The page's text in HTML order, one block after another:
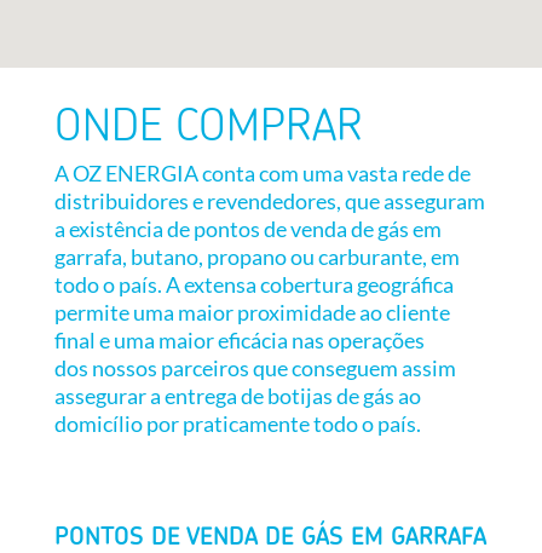
ONDE COMPRAR
A OZ ENERGIA conta com uma vasta rede de
distribuidores e revendedores, que asseguram
a existência de pontos de venda de gás em
garrafa, butano, propano ou carburante, em
todo o país. A extensa cobertura geográfica
permite uma maior proximidade ao cliente
final e uma maior eficácia nas operações
dos nossos parceiros que conseguem assim
assegurar a entrega de botijas de gás ao
domicílio por praticamente todo o país.
PONTOS DE VENDA DE GÁS EM GARRAFA